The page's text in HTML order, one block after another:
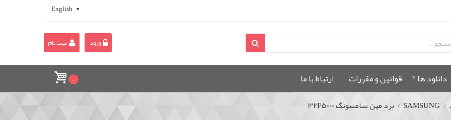
English
ورود ثبت نام
دانلود ها قوانين و مقررات ارتباط با ما 0
/
SAMSUNG
/ برد مین سامسونگ 32F5000